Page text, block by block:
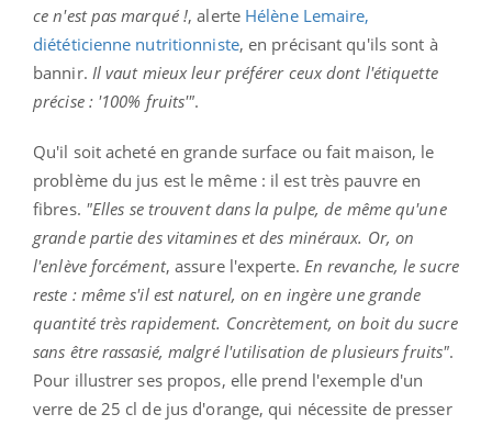
ce n'est pas marqué !, alerte Hélène Lemaire,
diététicienne nutritionniste, en précisant qu'ils sont à
bannir. Il vaut mieux leur préférer ceux dont l'étiquette
précise : '100% fruits'".
Qu'il soit acheté en grande surface ou fait maison, le
problème du jus est le même : il est très pauvre en
fibres. "Elles se trouvent dans la pulpe, de même qu'une
grande partie des vitamines et des minéraux. Or, on
l'enlève forcément, assure l'experte. En revanche, le sucre
reste : même s'il est naturel, on en ingère une grande
quantité très rapidement. Concrètement, on boit du sucre
sans être rassasié, malgré l'utilisation de plusieurs fruits".
Pour illustrer ses propos, elle prend l'exemple d'un
verre de 25 cl de jus d'orange, qui nécessite de presser